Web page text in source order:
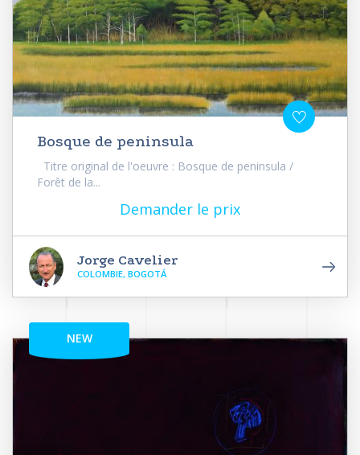
Bosque de peninsula
Titre original de l'oeuvre : Bosque de peninsula /
Forêt de la...
Demander le prix
Jorge Cavelier
COLOMBIE, BOGOTÁ
NEW